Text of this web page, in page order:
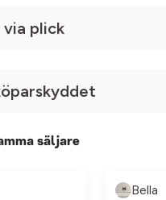
via plick
säljare
Bella